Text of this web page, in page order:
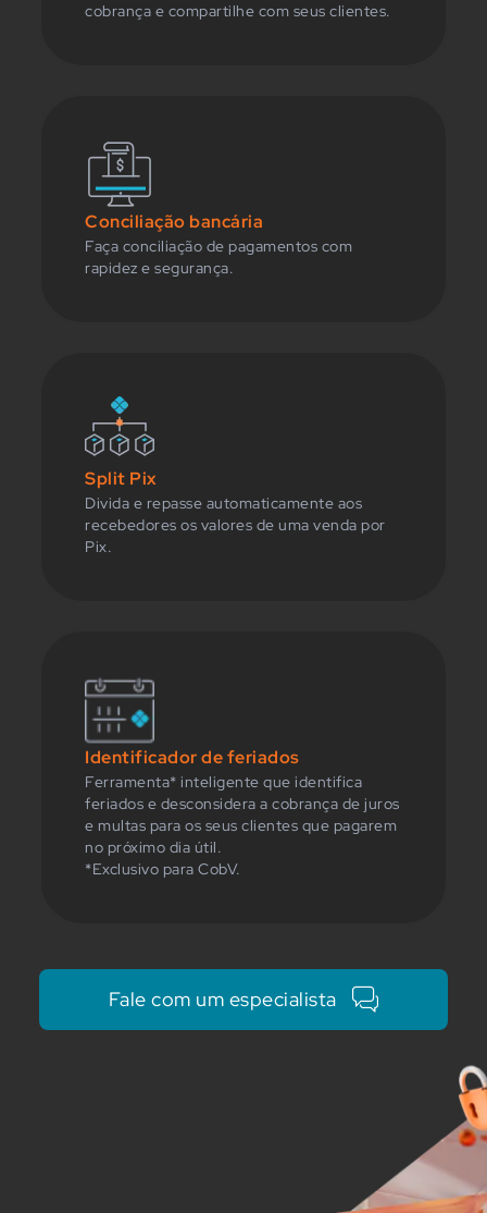
cobrança e compartilhe com seus clientes.
Conciliação bancária
Faça conciliação de pagamentos com
rapidez e segurança.
Split Pix
Divida e repasse automaticamente aos
recebedores os valores de uma venda por
Pix.
Identificador de feriados
Ferramenta* inteligente que identifica
feriados e desconsidera a cobrança de juros
e multas para os seus clientes que pagarem
no próximo dia útil.
*Exclusivo para CobV.
Fale com um especialista